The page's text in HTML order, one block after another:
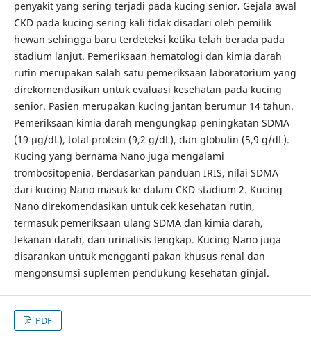
penyakit yang sering terjadi pada kucing senior. Gejala awal
CKD pada kucing sering kali tidak disadari oleh pemilik
hewan sehingga baru terdeteksi ketika telah berada pada
stadium lanjut. Pemeriksaan hematologi dan kimia darah
rutin merupakan salah satu pemeriksaan laboratorium yang
direkomendasikan untuk evaluasi kesehatan pada kucing
senior. Pasien merupakan kucing jantan berumur 14 tahun.
Pemeriksaan kimia darah mengungkap peningkatan SDMA
(19 μg/dL), total protein (9,2 g/dL), dan globulin (5,9 g/dL).
Kucing yang bernama Nano juga mengalami
trombositopenia. Berdasarkan panduan IRIS, nilai SDMA
dari kucing Nano masuk ke dalam CKD stadium 2. Kucing
Nano direkomendasikan untuk cek kesehatan rutin,
termasuk pemeriksaan ulang SDMA dan kimia darah,
tekanan darah, dan urinalisis lengkap. Kucing Nano juga
disarankan untuk mengganti pakan khusus renal dan
mengonsumsi suplemen pendukung kesehatan ginjal.
PDF